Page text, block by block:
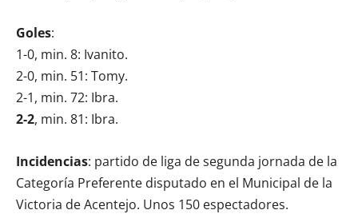
Goles:
1-0, min. 8: Ivanito.
2-0, min. 51: Tomy.
2-1, min. 72: Ibra.
2-2, min. 81: Ibra.
Incidencias: partido de liga de segunda jornada de la
Categoría Preferente disputado en el Municipal de la
Victoria de Acentejo. Unos 150 espectadores.